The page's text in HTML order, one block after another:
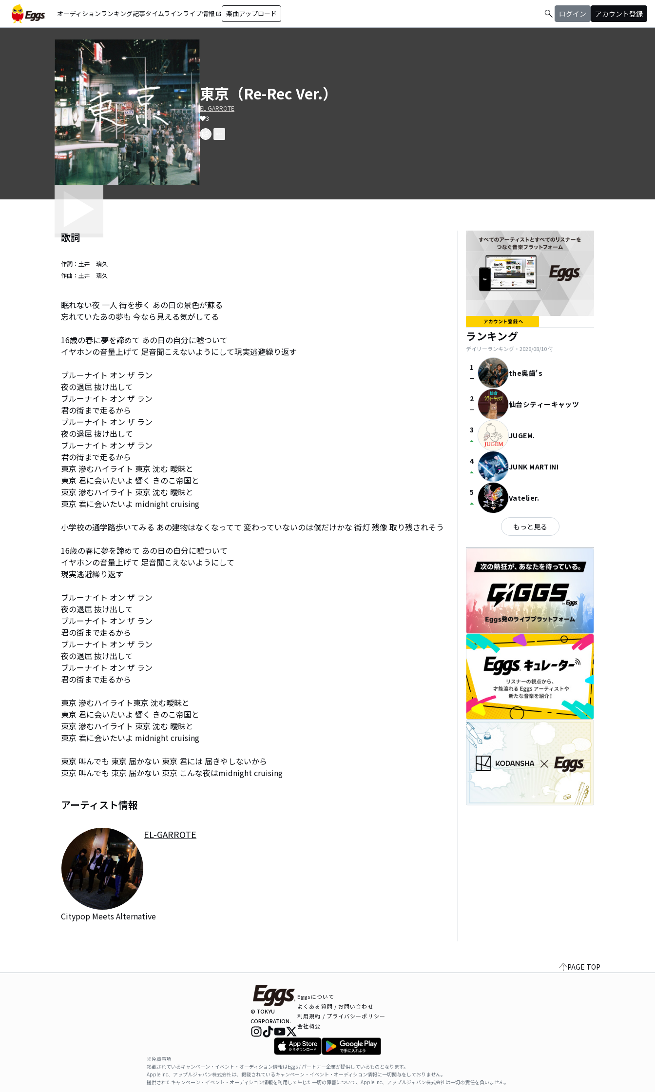
オーディションランキング記事タイムラインライブ情報 open_in_new 楽曲アップロード search ログイン アカウント登録
東京（Re-Rec Ver.）
EL-GARROTE
3
歌詞
作詞： 土井 璃久
作曲： 土井 璃久
眠れない夜 一人 街を歩く あの日の景色が蘇る
忘れていたあの夢も 今なら見える気がしてる
16歳の春に夢を諦めて あの日の自分に嘘ついて
イヤホンの音量上げて 足音聞こえないようにして現実逃避繰り返す
ブルーナイト オン ザ ラン
夜の退屈 抜け出して
ブルーナイト オン ザ ラン
君の街まで走るから
ブルーナイト オン ザ ラン
夜の退屈 抜け出して
ブルーナイト オン ザ ラン
君の街まで走るから
東京 滲むハイライト 東京 沈む 曖昧と
東京 君に会いたいよ 響く きのこ帝国と
東京 滲むハイライト 東京 沈む 曖昧と
東京 君に会いたいよ midnight cruising
小学校の通学路歩いてみる あの建物はなくなってて 変わっていないのは僕だけかな 街灯 残像 取り残されそう
16歳の春に夢を諦めて あの日の自分に嘘ついて
イヤホンの音量上げて 足音聞こえないようにして
現実逃避繰り返す
ブルーナイト オン ザ ラン
夜の退屈 抜け出して
ブルーナイト オン ザ ラン
君の街まで走るから
ブルーナイト オン ザ ラン
夜の退屈 抜け出して
ブルーナイト オン ザ ラン
君の街まで走るから
東京 滲むハイライト東京 沈む曖昧と
東京 君に会いたいよ 響く きのこ帝国と
東京 滲むハイライト 東京 沈む 曖昧と
東京 君に会いたいよ midnight cruising
東京 叫んでも 東京 届かない 東京 君には 届きやしないから
東京 叫んでも 東京 届かない 東京 こんな夜はmidnight cruising
アーティスト情報
EL-GARROTE
Citypop Meets Alternative
ランキング
デイリーランキング・ 2026/08/10付
1
check_indeterminate_small the奥歯's
2
check_indeterminate_small 仙台シティーキャッツ
3
arrow_drop_up JUGEM.
4
arrow_drop_up JUNK MARTINI
5
arrow_drop_up Vatelier.
もっと見る
PAGE TOP
© TOKYU
CORPORATION.
Eggsについて
よくある質問 / お問い合わせ
利用規約 / プライバシーポリシー
会社概要
※免責事項
掲載されているキャンペーン・イベント・オーディション情報はEggs / パートナー企業が提供しているものとなります。
Apple Inc、アップルジャパン株式会社は、掲載されているキャンペーン・イベント・オーディション情報に一切関与をしておりません。
提供されたキャンペーン・イベント・オーディション情報を利用して生じた一切の障害について、Apple Inc、アップルジャパン株式会社は一切の責任を負いません。